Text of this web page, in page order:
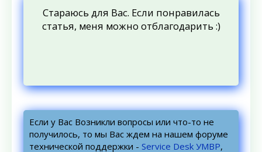
Стараюсь для Вас. Если понравилась
статья, меня можно отблагодарить :)
Если у Вас Возникли вопросы или что-то не
получилось, то мы Вас ждем на нашем форуме
технической поддержки - Service Desk УМВР,